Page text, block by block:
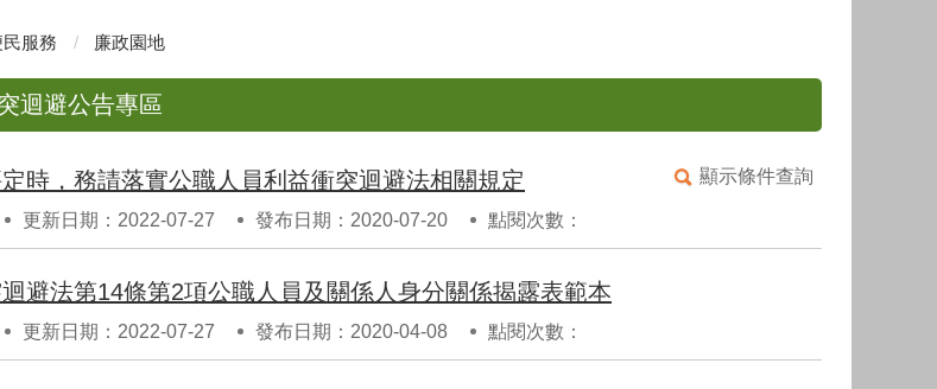
服務 廉政園地
迴避公告專區
顯示條件查詢
時，務請落實公職人員利益衝突迴避法相關規定
更新日期：2022-07-27 發布日期：2020-07-20 點閱次數：
避法第14條第2項公職人員及關係人身分關係揭露表範本
更新日期：2022-07-27 發布日期：2020-04-08 點閱次數：